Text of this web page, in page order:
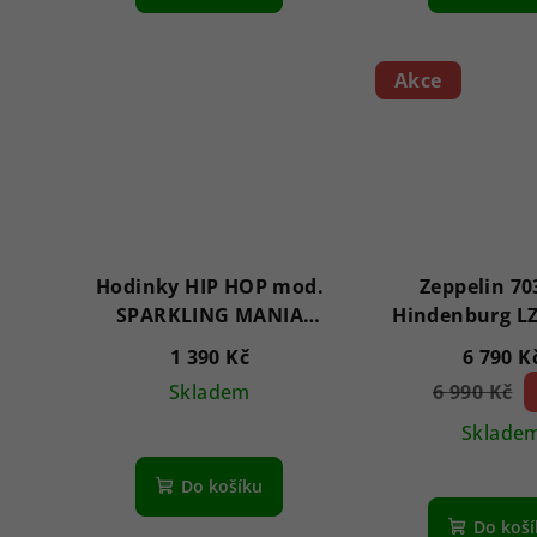
Hodinky HIP HOP mod.
SPARKLING MANIA
HWU0969
1 390 Kč
Skladem
Do košíku
Akce
Zeppelin
Hindenburg
mm
6 790
6 990 Kč
Do